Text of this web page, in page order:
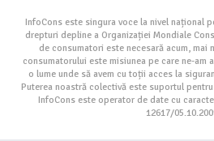
InfoCons este singura voce la nivel național
drepturi depline a Organizației Mondiale
de consumatori este necesară acum, mai
consumatorului este misiunea pe care ne-am
o lume unde să avem cu toții acces la
Puterea noastră colectivă este suportul
InfoCons este operator de date cu
12617/